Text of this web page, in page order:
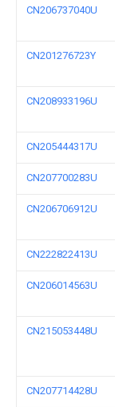
CN206737040U
CN201276723Y
CN208933196U
CN205444317U
CN207700283U
CN206706912U
CN222822413U
CN206014563U
CN215053448U
CN207714428U